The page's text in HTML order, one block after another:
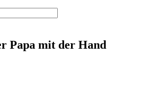
Papa mit der Hand